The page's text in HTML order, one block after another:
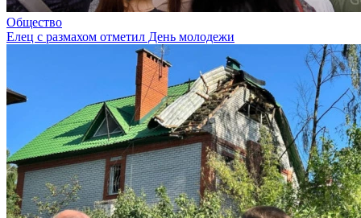
Общество
Елец с размахом отметил День молодежи